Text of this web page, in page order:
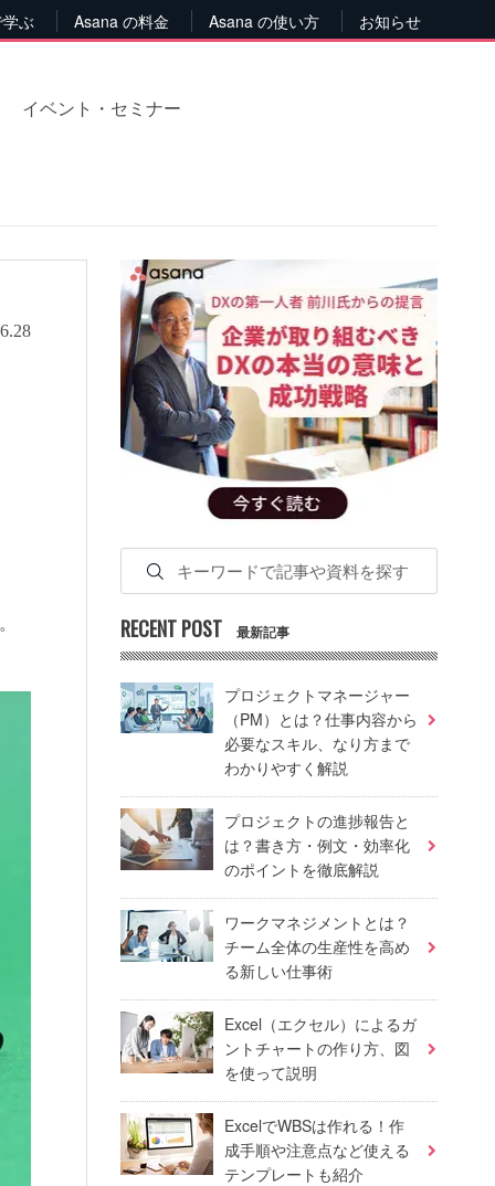
ぶ Asana の料金 Asana の使い方 お知らせ
イベント・セミナー
RECENT POST 最新記事
プロジェクトマネージャー
（PM）とは？仕事内容から
必要なスキル、なり方まで
わかりやすく解説
プロジェクトの進捗報告と
は？書き方・例文・効率化
のポイントを徹底解説
ワークマネジメントとは？
チーム全体の生産性を高め
る新しい仕事術
Excel（エクセル）によるガ
ントチャートの作り方、図
を使って説明
ExcelでWBSは作れる！作
成手順や注意点など使える
テンプレートも紹介